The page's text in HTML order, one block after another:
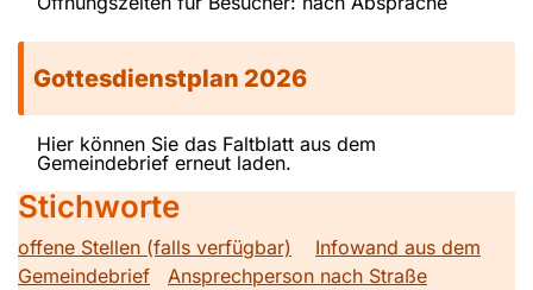
Gottesdienstplan 2026
Hier können Sie das Faltblatt aus dem
Gemeindebrief erneut laden.
Stichworte
offene Stellen (falls verfügbar)
Infowand aus dem
Gemeindebrief
Ansprechperson nach Straße